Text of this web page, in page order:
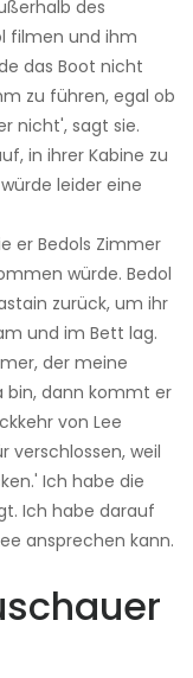
des
filmen und ihm
das Boot nicht
zu führen, egal ob
nicht', sagt sie.
in ihrer Kabine zu
leider eine
er Bedols Zimmer
würde. Bedol
zurück, um ihr
und im Bett lag.
der meine
bin, dann kommt er
von Lee
verschlossen, weil
Ich habe die
Ich habe darauf
ansprechen kann.